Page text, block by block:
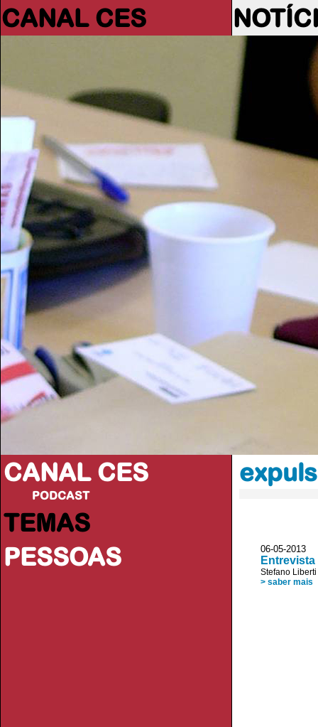
CANAL CES
CANAL CES
PODCAST
TEMAS
PESSOAS
06-05-
Stefano Liberti
> saber mais